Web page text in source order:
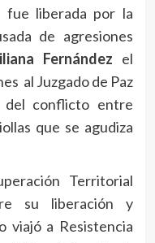
fue liberada por la
de agresiones
Fernández el
al Juzgado de Paz
conflicto entre
que se agudiza
Territorial
su liberación y
viajó a Resistencia